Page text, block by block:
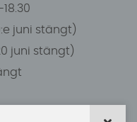
juni stängt)
juni stängt)
från